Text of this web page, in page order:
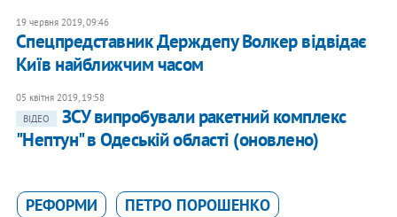
19 червня 2019, 09:46
Спецпредставник Держдепу Волкер відвідає
Київ найближчим часом
05 квітня 2019, 19:58
ВІДЕО
ЗСУ випробували ракетний комплекс
"Нептун" в Одеській області (оновлено)
РЕФОРМИ
ПЕТРО ПОРОШЕНКО